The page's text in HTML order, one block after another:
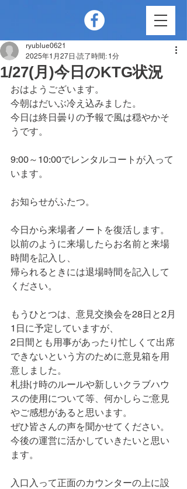
1/27(月)今日のKTG状況
ryublue0621
2025年1月27日 読了時間: 1分
おはようございます。
今朝はだいぶ冷え込みました。
今日は終日曇りの予報で風は穏やかそ
うです。
9:00～10:00でレンタルコートが入って
います。
お知らせがふたつ。
今日から来場者ノートを復活します。
以前のように来場したらお名前と来場
時間を記入し、
帰られるときには退場時間を記入して
ください。
もうひとつは、意見交換会を28日と2月
1日に予定していますが、
2日間とも用事があったり忙しくて出席
できないという方のために意見箱を用
意しました。
札掛け時のルールや新しいクラブハウ
スの使用について等、何かしらご意見
やご感想があると思います。
ぜひ皆さんの声を聞かせてください。
今後の運営に活かしていきたいと思い
ます。
入口入って正面のカウンターの上に設